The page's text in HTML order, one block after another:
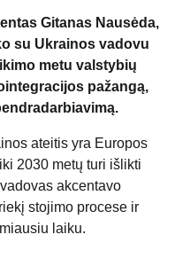
Gitanas Nausėda,
su Ukrainos vadovu
metu valstybių
pažangą,
ateitis yra Europos
2030 metų turi išlikti
akcentavo
stojimo procese ir
laiku.